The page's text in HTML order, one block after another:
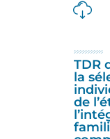
TDR
la
de